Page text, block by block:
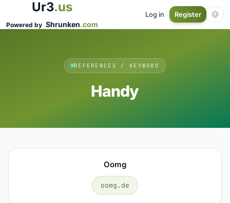
Ur3.us
Powered by Shrunken.com
Log in Register
REFERENCES / KEYWORD
Handy
Oomg
oomg.de